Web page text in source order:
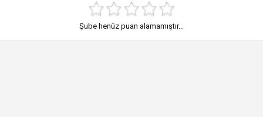
Şube henüz puan alamamıştır...